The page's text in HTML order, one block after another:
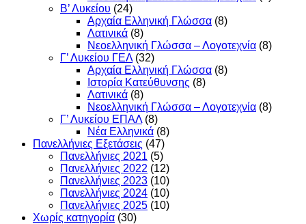
Β’ Λυκείου (24)
Αρχαία Ελληνική Γλώσσα (8)
Λατινικά (8)
Νεοελληνική Γλώσσα – Λογοτεχνία (8)
Γ’ Λυκείου ΓΕΛ (32)
Αρχαία Ελληνική Γλώσσα (8)
Ιστορία Κατεύθυνσης (8)
Λατινικά (8)
Νεοελληνική Γλώσσα – Λογοτεχνία (8)
Γ’ Λυκείου ΕΠΑΛ (8)
Νέα Ελληνικά (8)
Πανελλήνιες Εξετάσεις (47)
Πανελλήνιες 2021 (5)
Πανελλήνιες 2022 (12)
Πανελλήνιες 2023 (10)
Πανελλήνιες 2024 (10)
Πανελλήνιες 2025 (10)
Χωρίς κατηγορία (30)